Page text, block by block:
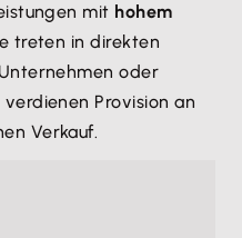
mit hohem
treten in direkten
oder
Provision an
Verkauf.